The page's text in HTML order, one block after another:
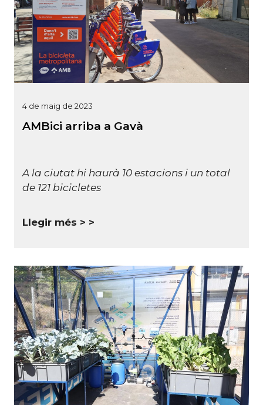
4 de maig de 2023
AMBici arriba a Gavà
A la ciutat hi haurà 10 estacions i un total
de 121 bicicletes
Llegir més >